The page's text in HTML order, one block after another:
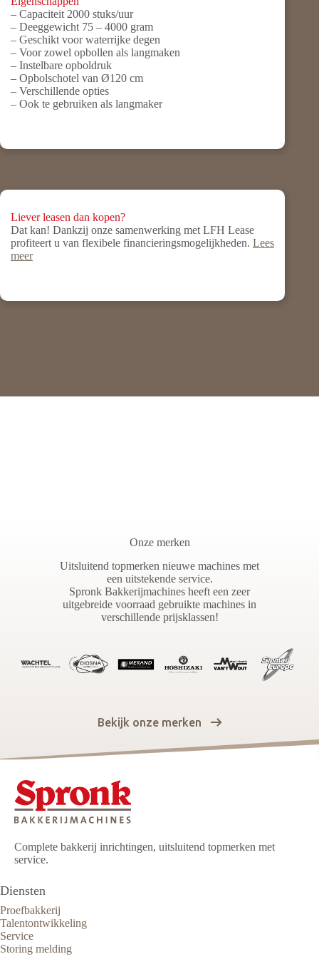
– Capaciteit 2000 stuks/uur
– Deeggewicht 75 – 4000 gram
– Geschikt voor waterrijke degen
– Voor zowel opbollen als langmaken
– Instelbare opboldruk
– Opbolschotel van Ø120 cm
– Verschillende opties
– Ook te gebruiken als langmaker
Liever leasen dan kopen?
Dat kan! Dankzij onze samenwerking met LFH Lease
profiteert u van flexibele financieringsmogelijkheden. Lees
meer
Onze merken
Uitsluitend topmerken nieuwe machines met
een uitstekende service.
Spronk Bakkerijmachines heeft een zeer
uitgebreide voorraad gebruikte machines in
verschillende prijsklassen!
Bekijk onze merken
Complete bakkerij inrichtingen, uitsluitend topmerken met
service.
Diensten
Proefbakkerij
Talentontwikkeling
Service
Storing melding